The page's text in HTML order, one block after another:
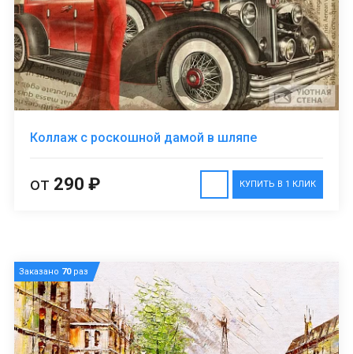
Коллаж с роскошной дамой в шляпе
КУПИТЬ В 1 КЛИК
от 290 ₽
Заказано 70раз